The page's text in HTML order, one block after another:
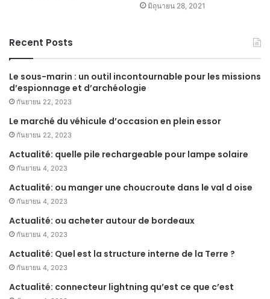
มิถุนายน 28, 2021
Recent Posts
Le sous-marin : un outil incontournable pour les missions
d’espionnage et d’archéologie
กันยายน 22, 2023
Le marché du véhicule d’occasion en plein essor
กันยายน 22, 2023
Actualité: quelle pile rechargeable pour lampe solaire
กันยายน 4, 2023
Actualité: ou manger une choucroute dans le val d oise
กันยายน 4, 2023
Actualité: ou acheter autour de bordeaux
กันยายน 4, 2023
Actualité: Quel est la structure interne de la Terre ?
กันยายน 4, 2023
Actualité: connecteur lightning qu’est ce que c’est